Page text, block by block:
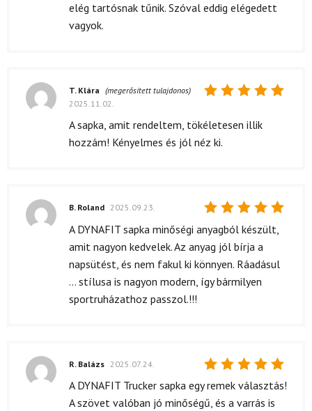
elég tartósnak tűnik. Szóval eddig elégedett
vagyok.
5/ 5
T. Klára (megerősített tulajdonos)
2025.11.02.
A sapka, amit rendeltem, tökéletesen illik
hozzám! Kényelmes és jól néz ki.
Értékelés:
5
/ 5
B. Roland 2025.09.23.
A DYNAFIT sapka minőségi anyagból készült,
amit nagyon kedvelek. Az anyag jól bírja a
napsütést, és nem fakul ki könnyen. Ráadásul
... stílusa is nagyon modern, így bármilyen
sportruházathoz passzol.!!!
Értékelés:
R. Balázs 2025.07.24.
A DYNAFIT Trucker sapka egy remek választás!
A szövet valóban jó minőségű, és a varrás is